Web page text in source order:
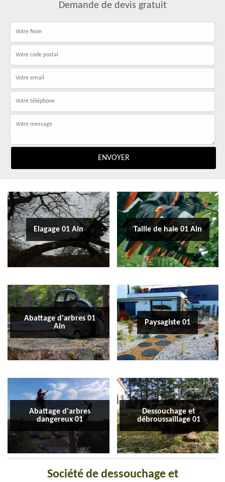
Demande de devis gratuit
Elagage 01 Ain Taille de haie 01 Ain
Abattage d'arbres 01
Ain
Paysagiste 01
Abattage d'arbres
dangereux 01
Dessouchage et
débroussaillage 01
Société de dessouchage et